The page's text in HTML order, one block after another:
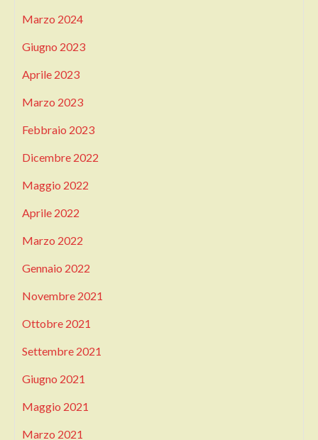
Marzo 2024
Giugno 2023
Aprile 2023
Marzo 2023
Febbraio 2023
Dicembre 2022
Maggio 2022
Aprile 2022
Marzo 2022
Gennaio 2022
Novembre 2021
Ottobre 2021
Settembre 2021
Giugno 2021
Maggio 2021
Marzo 2021